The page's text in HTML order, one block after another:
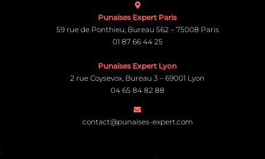
Punaises Expert Paris
59 rue de Ponthieu, Bureau 562 – 75008 Paris
01 87 66 44 25
Punaises Expert Lyon
2 rue Coysevox, Bureau 3 – 69001 Lyon
04 65 84 82 88
contact@punaises-expert.com